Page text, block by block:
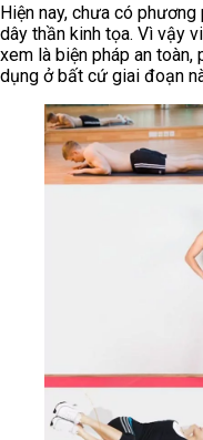
Hiện nay, chưa có
dây thần kinh tọa. Vì vậy
xem là biện pháp an
dụng ở bất cứ giai đoạn